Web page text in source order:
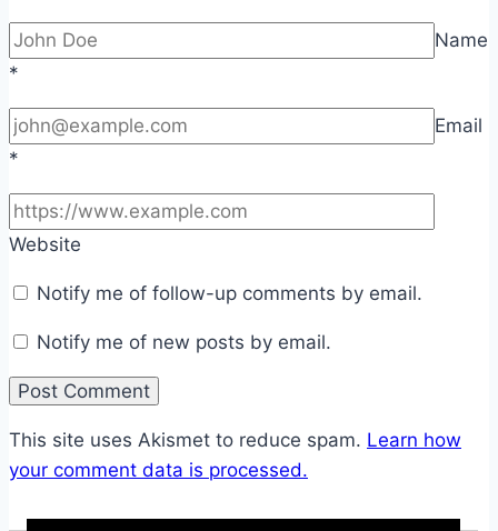
Name
*
Email
*
Website
Notify me of follow-up comments by email.
Notify me of new posts by email.
This site uses Akismet to reduce spam. Learn how
your comment data is processed.